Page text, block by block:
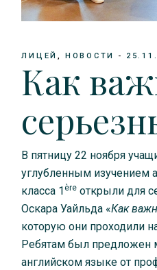
ЛИЦЕЙ НОВОСТИ
Как
В пятницу 22 ноября
углубленным изучением
класса 1ère открыли для
Оскара Уайльда «Как
которую они проходили
Ребятам был предложен
английском языке от